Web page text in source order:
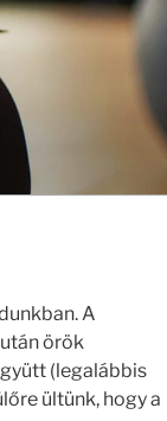
A
örök
(legalábbis
ültünk, hogy a